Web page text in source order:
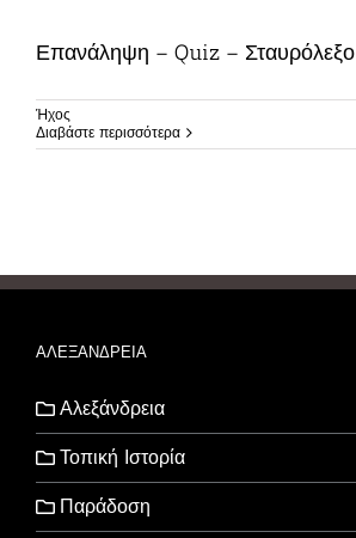
Επανάληψη – Quiz – Σταυρόλεξο
Ήχος
Διαβάστε περισσότερα
ΑΛΕΞΑΝΔΡΕΙΑ
Αλεξάνδρεια
Τοπική Ιστορία
Παράδοση